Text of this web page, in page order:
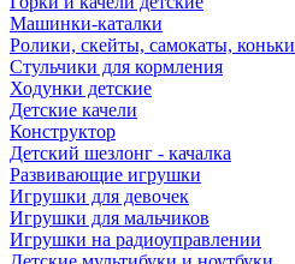
Машинки-каталки
Ролики, скейты, самокаты, коньки
Стульчики для кормления
Ходунки детские
Детские качели
Конструктор
Детский шезлонг - качалка
Развивающие игрушки
Игрушки для девочек
Игрушки для мальчиков
Игрушки на радиоуправлении